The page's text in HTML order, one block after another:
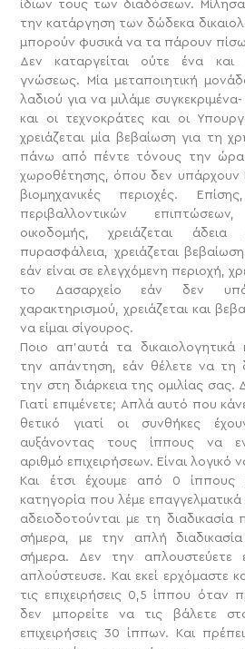
ίδιων τους των διαδόσεων.
την κατάργηση των δώδεκα
μπορούν φυσικά να τα πάρουν
Δεν καταργείται ούτε ένα και
γνώσεως. Μία μεταποιητική
λαδιού για να μιλάμε
και οι τεχνοκράτες και οι
χρειάζεται μία βεβαίωση για τη
πάνω από πέντε τόνους την ώρα
χωροθέτησης, όπου δεν υπάρχουν
βιομηχανικές περιοχές.
περιβαλλοντικών
οικοδομής, χρειάζεται άδεια
πυρασφάλεια, χρειάζεται
εάν είναι σε ελεγχόμενη περιοχή,
το Δασαρχείο εάν δεν
χαρακτηρισμού, χρειάζεται και
να είμαι σίγουρος.
Ποιο απ’αυτά τα δικαιολογητικά
την απάντηση, εάν θέλετε να τη
την στη διάρκεια της ομιλίας σας.
Γιατί επιμένετε; Απλά αυτό που
θετικό γιατί οι συνθήκες
αυξάνοντας τους ίππους να
αριθμό επιχειρήσεων. Είναι λογικό
Και έτσι έχουμε από 0 ίππους
κατηγορία που λέμε
αδειοδοτούνται με τη διαδικασία
σήμερα, με την απλή
σήμερα. Δεν την απλουστεύετε
απλούστευσε. Και εκεί ερχόμαστε
τις επιχειρήσεις 0,5 ίππου όταν
δεν μπορείτε να τις βάλετε
επιχειρήσεις 30 ίππων. Και